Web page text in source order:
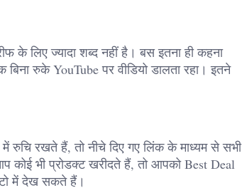
लिए ज्यादा शब्द नहीं है। बस इतना ही कहना
रुके YouTube पर वीडियो डालता रहा। इतने
रखते हैं, तो नीचे दिए गए लिंक के माध्यम से सभी
भी प्रोडक्ट खरीदते हैं, तो आपको Best Deal
में देख सकते हैं।